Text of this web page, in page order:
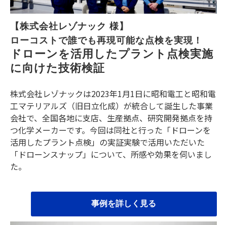
【株式会社レゾナック 様】
ローコストで誰でも再現可能な点検を実現！
ドローンを活用したプラント点検実施
に向けた技術検証
株式会社レゾナックは2023年1月1日に昭和電工と昭和電
工マテリアルズ（旧日立化成）が統合して誕生した事業
会社で、全国各地に支店、生産拠点、研究開発拠点を持
つ化学メーカーです。今回は同社と行った「ドローンを
活用したプラント点検」の実証実験で活用いただいた
「ドローンスナップ」について、所感や効果を伺いまし
た。
事例を詳しく見る